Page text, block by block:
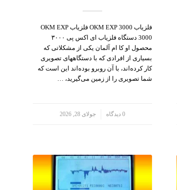
فلزیاب OKM EXP 3000 فلزیاب OKM EXP
3000 دستگاه فلزیاب ای اکس پی ۳۰۰۰
محصول او کا ام آلمان یکی از مشکلاتی که
بسیاری از افرادی که با دستگاههای تصویری
کار کرده‌اند، با آن روبرو بوده‌اند این است که
شما تصویری را از زمین می‌گیرید، …
0 دیدگاه جولای 28, 2026